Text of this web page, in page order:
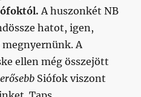
A huszonkét NB
hatot, igen,
A
ellen még összejött
erősebb Siófok viszont